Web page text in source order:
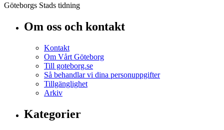
Göteborgs Stads tidning
Om oss och kontakt
Kontakt
Om Vårt Göteborg
Till goteborg.se
Så behandlar vi dina personuppgifter
Tillgänglighet
Arkiv
Kategorier